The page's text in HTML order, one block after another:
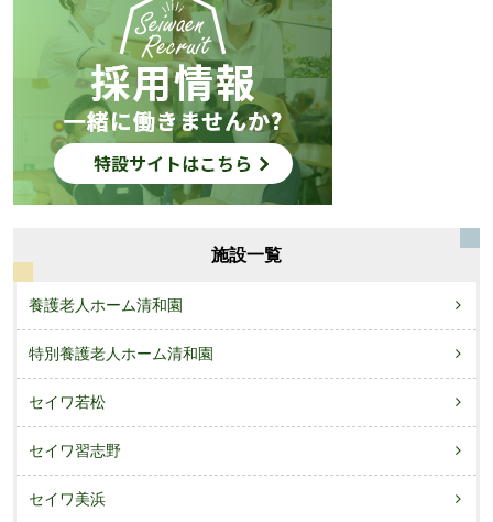
施設一覧
養護老人ホーム清和園
特別養護老人ホーム清和園
セイワ若松
セイワ習志野
セイワ美浜